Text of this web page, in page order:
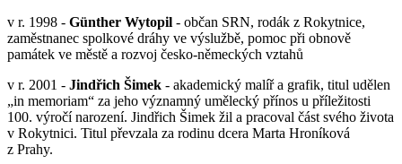
v r. 1998 - Günther Wytopil - občan SRN, rodák z Rokytnice,
zaměstnanec spolkové dráhy ve výslužbě, pomoc při obnově
památek ve městě a rozvoj česko-německých vztahů
v r. 2001 - Jindřich Šimek - akademický malíř a grafik, titul udělen
„in memoriam“ za jeho významný umělecký přínos u příležitosti
100. výročí narození. Jindřich Šimek žil a pracoval část svého života
v Rokytnici. Titul převzala za rodinu dcera Marta Hroníková
z Prahy.